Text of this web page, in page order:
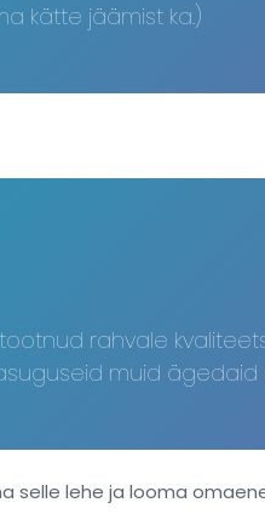
kätte jäämist ka.)
rahvale
muid ägedaid
selle lehe ja looma